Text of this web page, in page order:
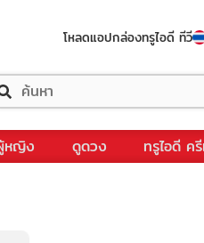
โหลดแอปกล่องทรูไอดี ทีวี
หญิง ดูดวง ทรูไอดี ครี